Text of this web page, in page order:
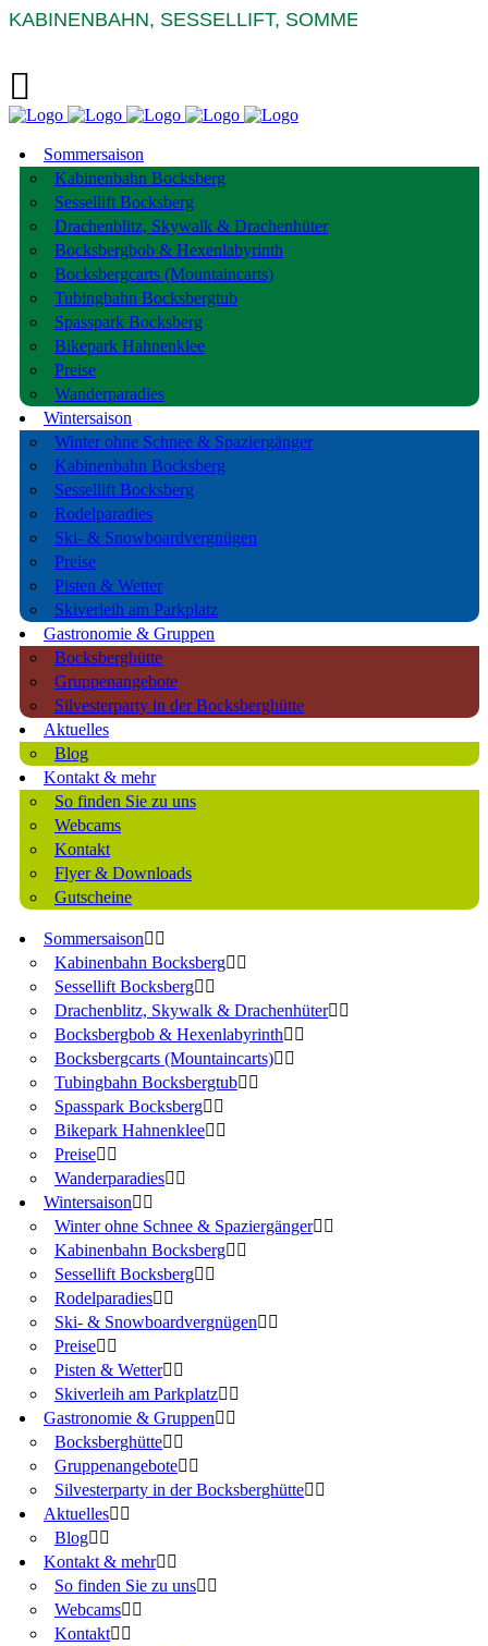
KABINENBAHN, SESSELLIFT,
Sommersaison
Kabinenbahn Bocksberg
Sessellift Bocksberg
Drachenblitz, Skywalk & Drachenhüter
Bocksbergbob & Hexenlabyrinth
Bocksbergcarts (Mountaincarts)
Tubingbahn Bocksbergtub
Spasspark Bocksberg
Bikepark Hahnenklee
Preise
Wanderparadies
Wintersaison
Winter ohne Schnee & Spaziergänger
Kabinenbahn Bocksberg
Sessellift Bocksberg
Rodelparadies
Ski- & Snowboardvergnügen
Preise
Pisten & Wetter
Skiverleih am Parkplatz
Gastronomie & Gruppen
Bocksberghütte
Gruppenangebote
Silvesterparty in der Bocksberghütte
Aktuelles
Blog
Kontakt & mehr
So finden Sie zu uns
Webcams
Kontakt
Flyer & Downloads
Gutscheine
Sommersaison
Kabinenbahn Bocksberg
Sessellift Bocksberg
Drachenblitz, Skywalk & Drachenhüter
Bocksbergbob & Hexenlabyrinth
Bocksbergcarts (Mountaincarts)
Tubingbahn Bocksbergtub
Spasspark Bocksberg
Bikepark Hahnenklee
Preise
Wanderparadies
Wintersaison
Winter ohne Schnee & Spaziergänger
Kabinenbahn Bocksberg
Sessellift Bocksberg
Rodelparadies
Ski- & Snowboardvergnügen
Preise
Pisten & Wetter
Skiverleih am Parkplatz
Gastronomie & Gruppen
Bocksberghütte
Gruppenangebote
Silvesterparty in der Bocksberghütte
Aktuelles
Blog
Kontakt & mehr
So finden Sie zu uns
Webcams
Kontakt